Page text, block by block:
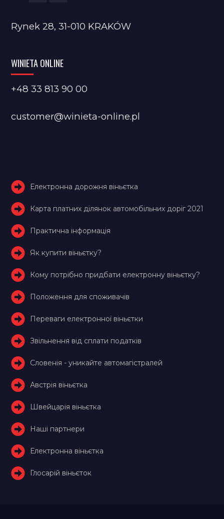
Rynek 28, 31-010 KRAKÓW
WINIETA ONLINE
+48 33 813 90 00
customer@winieta-online.pl
Електронна дорожня віньєтка
Карта платних ділянок автомобільних доріг 2021
Практична інформація
Як купити віньєтку?
Кому потрібно придбати електронну віньєтку?
Положення для споживачів
Переваги електронної віньєтки
Звільнення від сплати податків
Словенія - уникайте автомагістралей
Австрія віньєтка
Швейцарія віньєтка
Наші партнери
Електронна віньєтка
Глосарій віньєток